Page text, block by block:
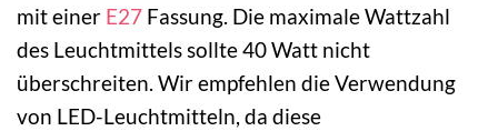
mit einer E27 Fassung. Die maximale Wattzahl
des Leuchtmittels sollte 40 Watt nicht
überschreiten. Wir empfehlen die Verwendung
von LED-Leuchtmitteln, da diese